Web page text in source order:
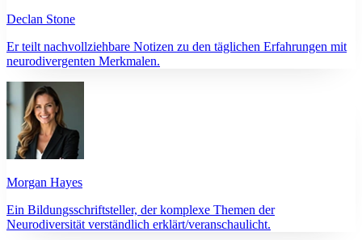
Declan Stone
Er teilt nachvollziehbare Notizen zu den täglichen Erfahrungen mit
neurodivergenten Merkmalen.
Morgan Hayes
Ein Bildungsschriftsteller, der komplexe Themen der
Neurodiversität verständlich erklärt/veranschaulicht.